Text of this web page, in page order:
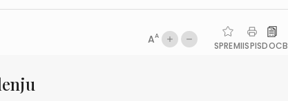
AA
SPREMIISPISDOC